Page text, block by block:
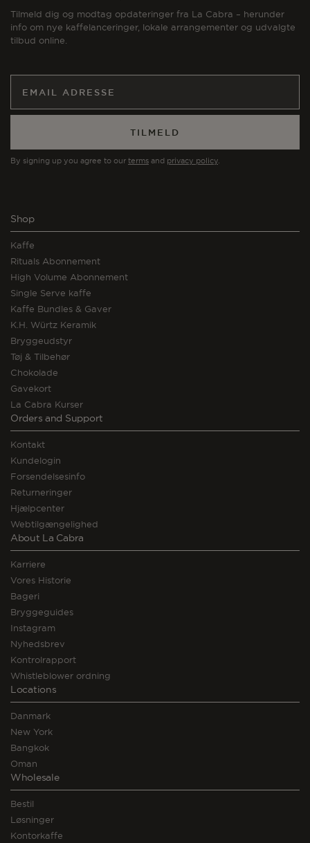
Tilmeld dig og modtag opdateringer fra La Cabra – herunder
info om nye kaffelanceringer, lokale arrangementer og udvalgte
tilbud online.
TILMELD
By signing up you agree to our terms and privacy policy.
Shop
Kaffe
Rituals Abonnement
High Volume Abonnement
Single Serve kaffe
Kaffe Bundles & Gaver
K.H. Würtz Keramik
Bryggeudstyr
Tøj & Tilbehør
Chokolade
Gavekort
La Cabra Kurser
Orders and Support
Kontakt
Kundelogin
Forsendelsesinfo
Returneringer
Hjælpcenter
Webtilgængelighed
About La Cabra
Karriere
Vores Historie
Bageri
Bryggeguides
Instagram
Nyhedsbrev
Kontrolrapport
Whistleblower ordning
Locations
Danmark
New York
Bangkok
Oman
Wholesale
Bestil
Løsninger
Kontorkaffe